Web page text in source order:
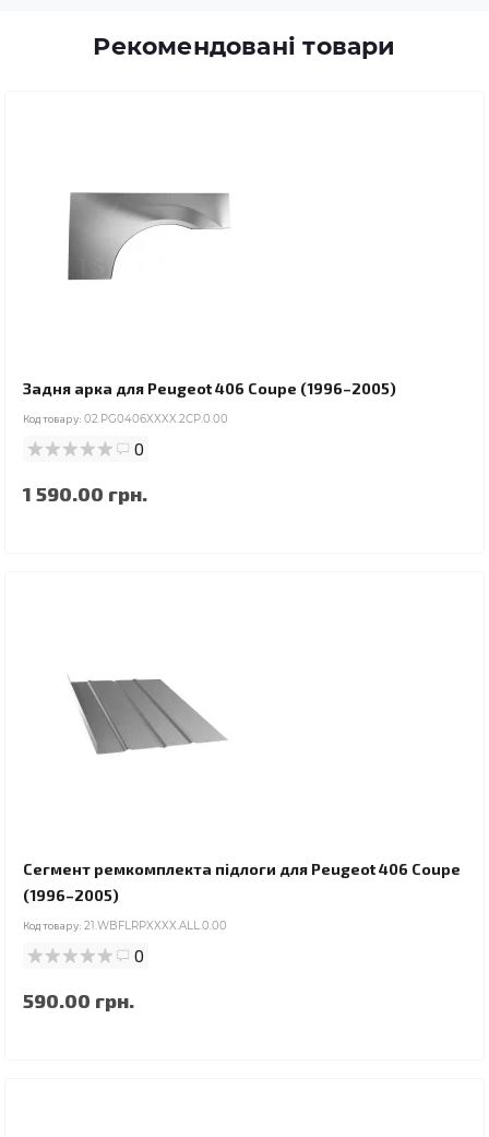
Рекомендовані товари
Задня арка для Peugeot 406 Coupe (1996–2005)
Код товару: 02.PG0406XXXX.2CP.0.00
0
1 590.00 грн.
Сегмент ремкомплекта підлоги для Peugeot 406 Coupe
(1996–2005)
Код товару: 21.WBFLRPXXXX.ALL.0.00
0
590.00 грн.